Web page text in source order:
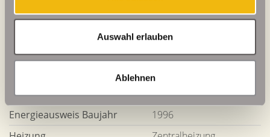
Auswahl erlauben
Ablehnen
Energieausweis gültig bis
2032-11-18
Energieausweis Jahrgang
ab dem 1.5.2014
Energieverbrauch für
enthalten
Energieausweis Werteklasse
D
Energieausweis Baujahr
1996